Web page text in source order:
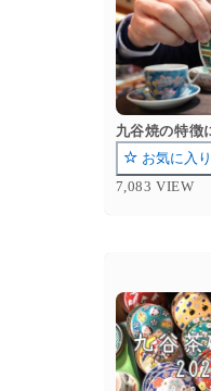
九谷焼の特徴
お気に入
7,083 VIEW